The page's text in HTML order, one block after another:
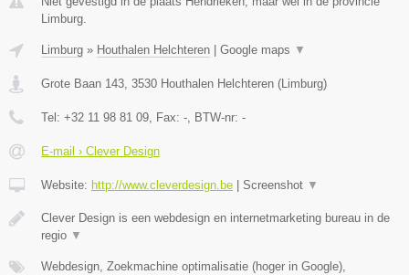
Limburg.
Limburg » Houthalen Helchteren | Google maps ▼
Grote Baan 143 3530 Houthalen Helchteren (Limburg)
Tel: +32 11 98 81 09 , Fax: - , BTW-nr: -
E-mail › Clever Design
Website: http://www.cleverdesign.be | Screenshot ▼
Clever Design is een webdesign en internetmarketing bureau in de
regio ▼
Webdesign, Zoekmachine optimalisatie (hoger in Google),